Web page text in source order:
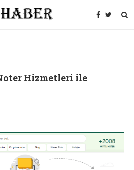
Hizmetleri ile